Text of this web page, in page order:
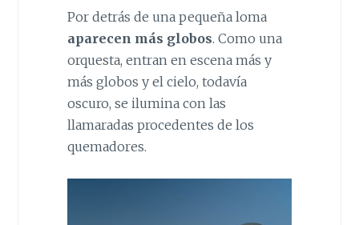
Por detrás de una pequeña loma
aparecen más globos. Como una
orquesta, entran en escena más y
más globos y el cielo, todavía
oscuro, se ilumina con las
llamaradas procedentes de los
quemadores.